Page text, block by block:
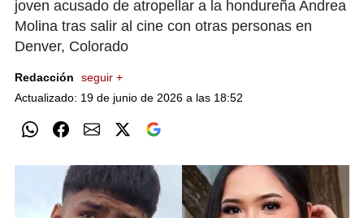
joven acusado de atropellar a la hondureña Andrea
Molina tras salir al cine con otras personas en
Denver, Colorado
Redacción
seguir +
Actualizado: 19 de junio de 2026 a las 18:52